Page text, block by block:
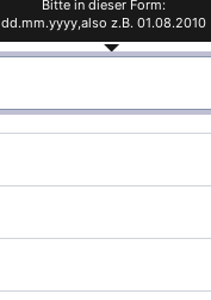
Bitte in dieser Form:
dd.mm.yyyy,also z.B. 01.08.2010